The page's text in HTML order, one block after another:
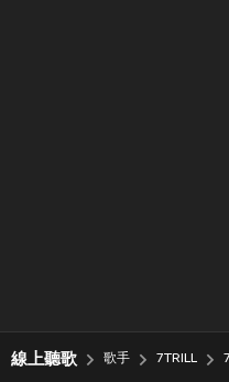
線上聽歌 歌手 7TRILL